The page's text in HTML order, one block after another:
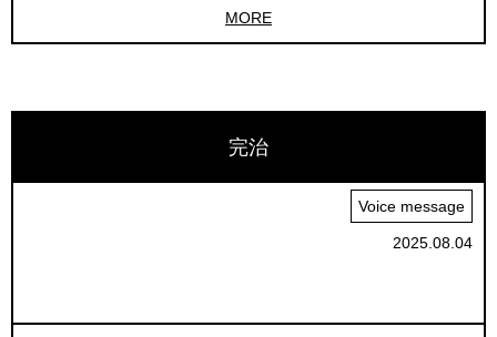
MORE
完治
Voice message
2025.08.04